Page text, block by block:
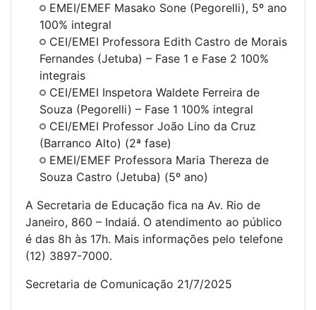
EMEI/EMEF Masako Sone (Pegorelli), 5º ano
100% integral
CEI/EMEI Professora Edith Castro de Morais
Fernandes (Jetuba) – Fase 1 e Fase 2 100%
integrais
CEI/EMEI Inspetora Waldete Ferreira de
Souza (Pegorelli) – Fase 1 100% integral
CEI/EMEI Professor João Lino da Cruz
(Barranco Alto) (2ª fase)
EMEI/EMEF Professora Maria Thereza de
Souza Castro (Jetuba) (5º ano)
A Secretaria de Educação fica na Av. Rio de
Janeiro, 860 – Indaiá. O atendimento ao público
é das 8h às 17h. Mais informações pelo telefone
(12) 3897-7000.
Secretaria de Comunicação 21/7/2025